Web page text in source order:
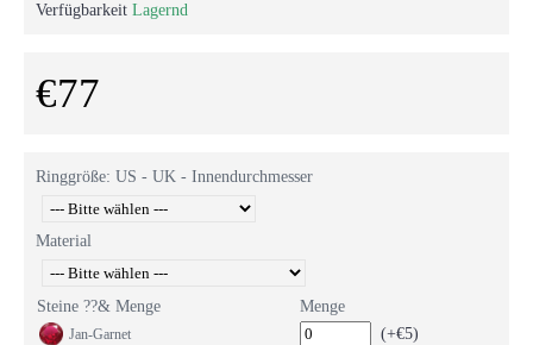
Verfügbarkeit Lagernd
€77
Ringgröße: US - UK - Innendurchmesser
Material
Steine ??& Menge Menge
Jan-Garnet (+€5)